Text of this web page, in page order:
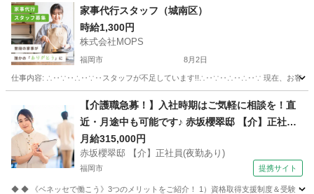
福岡 福岡市 千早駅 その他 スタッフ
家事代行スタッフ（城南区）
時給1,300円
株式会社MOPS
福岡市 8月2日
仕事内容: ∴‥∵‥∴‥∵‥スタッフが不足しています!!∴‥∵‥∴‥∴‥∵ 現在、お客様から多
ホームヘルパー スタッフ
【介護職急募！】入社時期はご気軽に相談を！直
近・月途中も可能です♪ 赤坂櫻翠邸 【介】正社員
(夜勤あり) 老人介護施設スタッフ
月給315,000円
赤坂櫻翠邸 【介】正社員(夜勤あり)
福岡市 提携サイト
◆ ◆ 《ベネッセで働こう》3つのメリットをご紹介！ 1）資格取得支援制度＆受験・